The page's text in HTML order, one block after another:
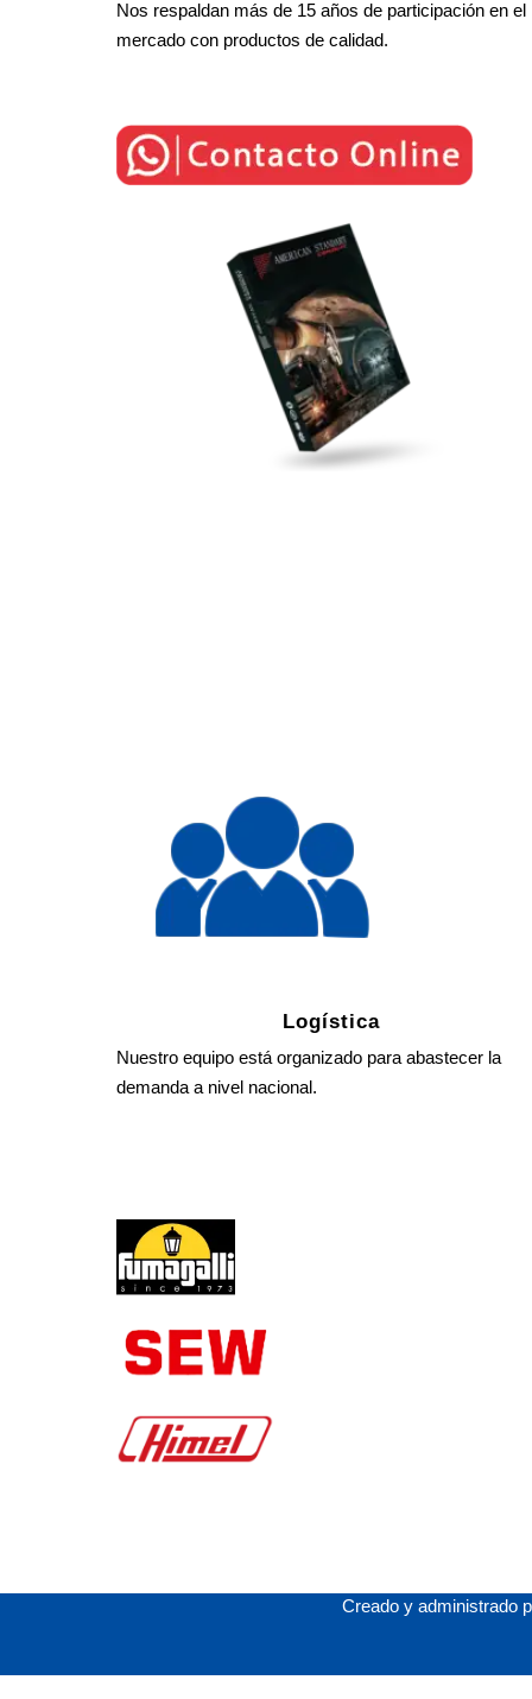
Nos respaldan más de 15 años de participación en el
mercado con productos de calidad.
Logística
Nuestro equipo está organizado para abastecer la
demanda a nivel nacional.
Creado y administrado